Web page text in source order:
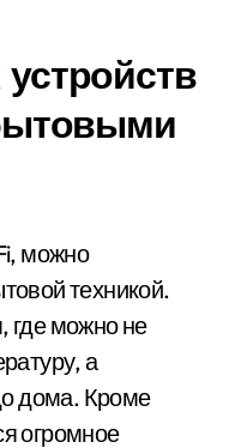
можно
техникой.
где можно не
а
дома. Кроме
огромное